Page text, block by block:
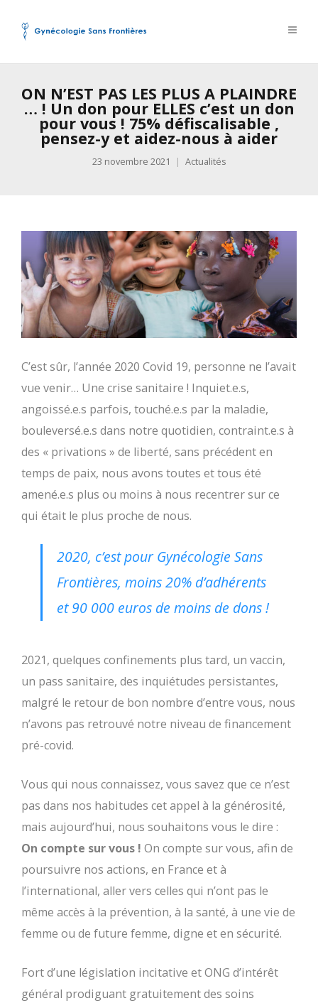
ON N’EST PAS LES PLUS A PLAINDRE
… ! Un don pour ELLES c’est un don
pour vous ! 75% défiscalisable ,
pensez-y et aidez-nous à aider
23 novembre 2021 Actualités
C’est sûr, l’année 2020 Covid 19, personne ne l’avait
vue venir… Une crise sanitaire ! Inquiet.e.s,
angoissé.e.s parfois, touché.e.s par la maladie,
bouleversé.e.s dans notre quotidien, contraint.e.s à
des « privations » de liberté, sans précédent en
temps de paix, nous avons toutes et tous été
amené.e.s plus ou moins à nous recentrer sur ce
qui était le plus proche de nous.
2020, c’est pour Gynécologie Sans
Frontières, moins 20% d’adhérents
et 90 000 euros de moins de dons !
2021, quelques confinements plus tard, un vaccin,
un pass sanitaire, des inquiétudes persistantes,
malgré le retour de bon nombre d’entre vous, nous
n’avons pas retrouvé notre niveau de financement
pré-covid.
Vous qui nous connaissez, vous savez que ce n’est
pas dans nos habitudes cet appel à la générosité,
mais aujourd’hui, nous souhaitons vous le dire :
On compte sur vous ! On compte sur vous, afin de
poursuivre nos actions, en France et à
l’international, aller vers celles qui n’ont pas le
même accès à la prévention, à la santé, à une vie de
femme ou de future femme, digne et en sécurité.
Fort d’une législation incitative et ONG d’intérêt
général prodiguant gratuitement des soins